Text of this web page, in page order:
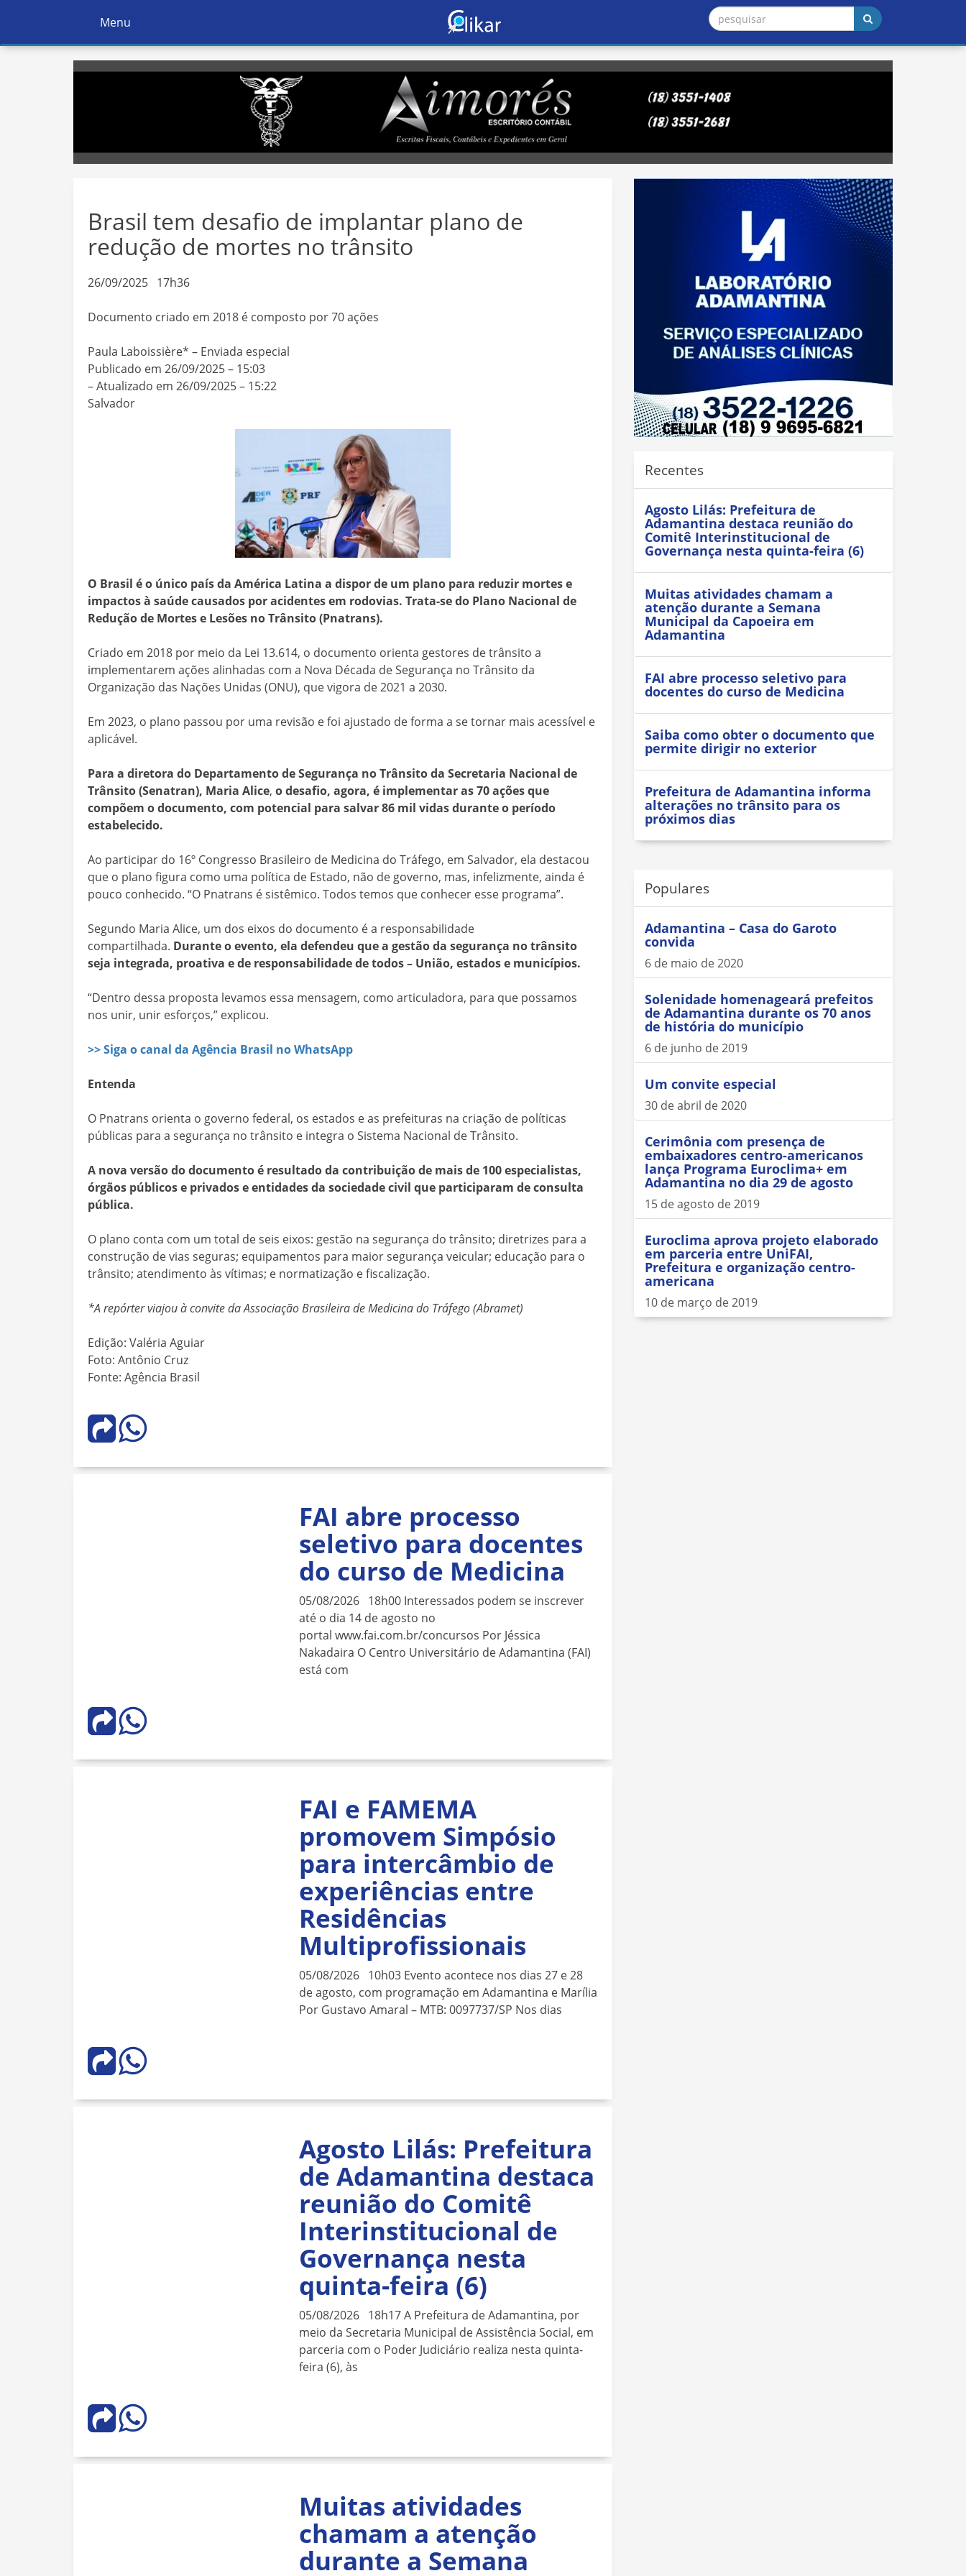
Ativar
Navegação
Menu
Brasil tem desafio de implantar plano de
redução de mortes no trânsito
26/09/2025 17h36
Documento criado em 2018 é composto por 70 ações
Paula Laboissière* – Enviada especial
Publicado em 26/09/2025 – 15:03
– Atualizado em 26/09/2025 – 15:22
Salvador
O Brasil é o único país da América Latina a dispor de um plano para reduzir mortes e
impactos à saúde causados por acidentes em rodovias. Trata-se do Plano Nacional de
Redução de Mortes e Lesões no Trânsito (Pnatrans).
Criado em 2018 por meio da Lei 13.614, o documento orienta gestores de trânsito a
implementarem ações alinhadas com a Nova Década de Segurança no Trânsito da
Organização das Nações Unidas (ONU), que vigora de 2021 a 2030.
Em 2023, o plano passou por uma revisão e foi ajustado de forma a se tornar mais acessível e
aplicável.
Para a diretora do Departamento de Segurança no Trânsito da Secretaria Nacional de
Trânsito (Senatran), Maria Alice, o desafio, agora, é implementar as 70 ações que
compõem o documento, com potencial para salvar 86 mil vidas durante o período
estabelecido.
Ao participar do 16º Congresso Brasileiro de Medicina do Tráfego, em Salvador, ela destacou
que o plano figura como uma política de Estado, não de governo, mas, infelizmente, ainda é
pouco conhecido. “O Pnatrans é sistêmico. Todos temos que conhecer esse programa”.
Segundo Maria Alice, um dos eixos do documento é a responsabilidade
compartilhada. Durante o evento, ela defendeu que a gestão da segurança no trânsito
seja integrada, proativa e de responsabilidade de todos – União, estados e municípios.
“Dentro dessa proposta levamos essa mensagem, como articuladora, para que possamos
nos unir, unir esforços,” explicou.
>> Siga o canal da Agência Brasil no WhatsApp
Entenda
O Pnatrans orienta o governo federal, os estados e as prefeituras na criação de políticas
públicas para a segurança no trânsito e integra o Sistema Nacional de Trânsito.
A nova versão do documento é resultado da contribuição de mais de 100 especialistas,
órgãos públicos e privados e entidades da sociedade civil que participaram de consulta
pública.
O plano conta com um total de seis eixos: gestão na segurança do trânsito; diretrizes para a
construção de vias seguras; equipamentos para maior segurança veicular; educação para o
trânsito; atendimento às vítimas; e normatização e fiscalização.
*A repórter viajou à convite da Associação Brasileira de Medicina do Tráfego (Abramet)
Edição: Valéria Aguiar
Foto: Antônio Cruz
Fonte: Agência Brasil
FAI abre processo
seletivo para docentes
do curso de Medicina
05/08/2026 18h00 Interessados podem se inscrever
até o dia 14 de agosto no
portal www.fai.com.br/concursos Por Jéssica
Nakadaira O Centro Universitário de Adamantina (FAI)
está com
FAI e FAMEMA
promovem Simpósio
para intercâmbio de
experiências entre
Residências
Multiprofissionais
05/08/2026 10h03 Evento acontece nos dias 27 e 28
de agosto, com programação em Adamantina e Marília
Por Gustavo Amaral – MTB: 0097737/SP Nos dias
Agosto Lilás: Prefeitura
de Adamantina destaca
reunião do Comitê
Interinstitucional de
Governança nesta
quinta-feira (6)
05/08/2026 18h17 A Prefeitura de Adamantina, por
meio da Secretaria Municipal de Assistência Social, em
parceria com o Poder Judiciário realiza nesta quinta-
feira (6), às
Muitas atividades
chamam a atenção
durante a Semana
Recentes
Agosto Lilás: Prefeitura de
Adamantina destaca reunião do
Comitê Interinstitucional de
Governança nesta quinta-feira (6)
Muitas atividades chamam a
atenção durante a Semana
Municipal da Capoeira em
Adamantina
FAI abre processo seletivo para
docentes do curso de Medicina
Saiba como obter o documento que
permite dirigir no exterior
Prefeitura de Adamantina informa
alterações no trânsito para os
próximos dias
Populares
Adamantina – Casa do Garoto
convida
6 de maio de 2020
Solenidade homenageará prefeitos
de Adamantina durante os 70 anos
de história do município
6 de junho de 2019
Um convite especial
30 de abril de 2020
Cerimônia com presença de
embaixadores centro-americanos
lança Programa Euroclima+ em
Adamantina no dia 29 de agosto
15 de agosto de 2019
Euroclima aprova projeto elaborado
em parceria entre UniFAI,
Prefeitura e organização centro-
americana
10 de março de 2019